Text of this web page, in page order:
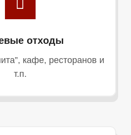
отходы
кафе, ресторанов и
т.п.